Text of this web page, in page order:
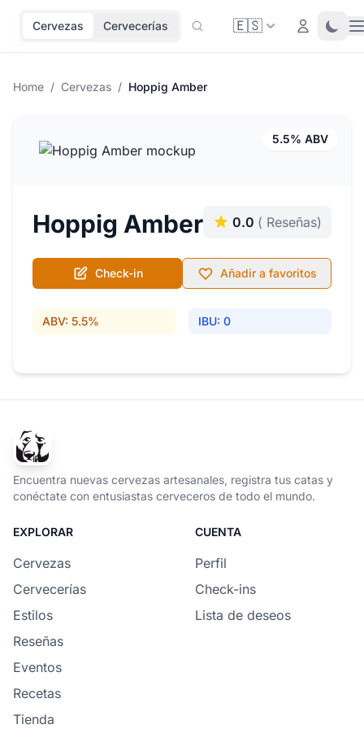
Cervezas Cervecerías 🇪🇸 Login
Home / Cervezas / Hoppig Amber
5.5% ABV
Hoppig Amber 0.0 ( Reseñas)
Check-in Añadir a favoritos
ABV: 5.5% IBU: 0
Encuentra nuevas cervezas artesanales, registra tus catas y
conéctate con entusiastas cerveceros de todo el mundo.
EXPLORAR
Cervezas
Cervecerías
Estilos
Reseñas
Eventos
Recetas
Tienda
CUENTA
Perfil
Check-ins
Lista de deseos